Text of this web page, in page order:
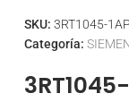
SKU: 3RT1045-
Categoría: